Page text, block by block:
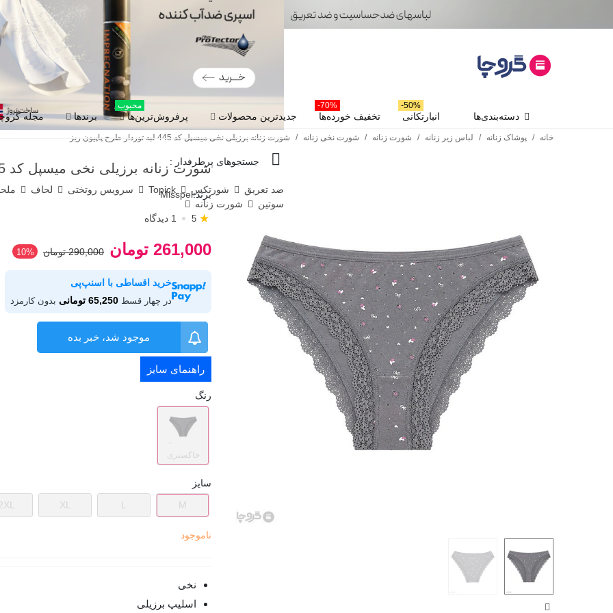
جستجوهای پرطرفدار :
ضد تعریق شورتکس Topick سرویس روتختی لحاف
سوتین
شورت زنانه
دسته‌بندی‌ها انبارتکانی
50%-
تخفیف خورده‌ها
70%-
جدیدترین محصولات پرفروش‌ترین‌ها
محبوب
برندها مجله
خانه / پوشاک زنانه / لباس زیر زنانه / شورت زنانه / شورت نخی زنانه / شورت زنانه برزیلی نخی میسپل کد 445 لبه توردار طرح پاپیون ریز
شورت زنانه برزیلی نخی میسپل کد 445 لبه توردار طرح پاپیون ریز
برند:Misspel
5 ★ 1 دیدگاه
261,000 تومان 290,000 تومان ‎10%
خرید اقساطی با اسنپ‌پی
در چهار قسط 65,250 تومانی بدون کارمزد
موجود شد، خبر بده
راهنمای سایز
رنگ
خاکستری
سایز
M
L
XL
ناموجود
نخی
اسلیپ برزیلی